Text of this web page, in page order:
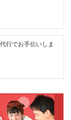
行でお手伝いしま